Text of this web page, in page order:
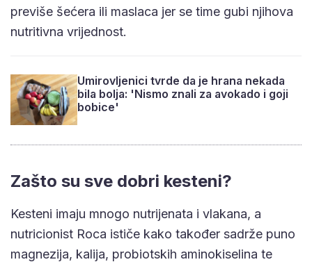
previše šećera ili maslaca jer se time gubi njihova
nutritivna vrijednost.
Umirovljenici tvrde da je hrana nekada
bila bolja: 'Nismo znali za avokado i goji
bobice'
Zašto su sve dobri kesteni?
Kesteni imaju mnogo nutrijenata i vlakana, a
nutricionist Roca ističe kako također sadrže puno
magnezija, kalija, probiotskih aminokiselina te